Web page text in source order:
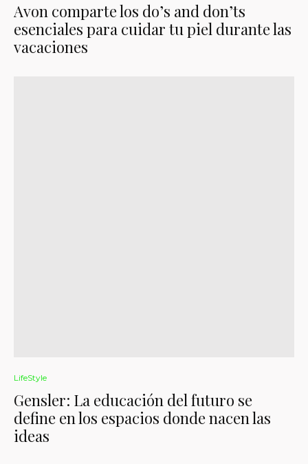
Avon comparte los do’s and don’ts
esenciales para cuidar tu piel durante las
vacaciones
LifeStyle
Gensler: La educación del futuro se
define en los espacios donde nacen las
ideas